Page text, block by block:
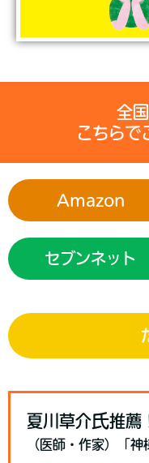
全
こちらで
Amazon
セブンネット
夏川草介 氏推薦
（医師・作家）「神